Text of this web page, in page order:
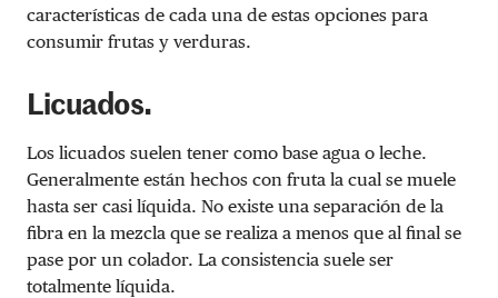
características de cada una de estas opciones para
consumir frutas y verduras.
Licuados.
Los licuados suelen tener como base agua o leche.
Generalmente están hechos con fruta la cual se muele
hasta ser casi líquida. No existe una separación de la
fibra en la mezcla que se realiza a menos que al final se
pase por un colador. La consistencia suele ser
totalmente líquida.